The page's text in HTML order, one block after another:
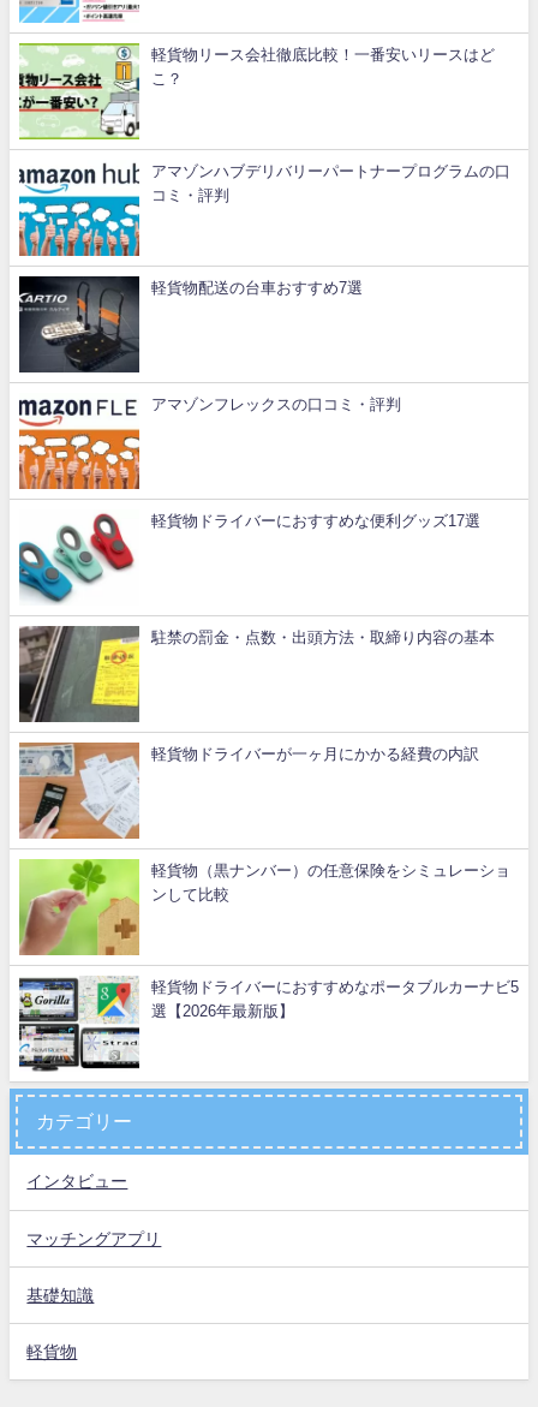
軽貨物リース会社徹底比較！一番安いリースはど
こ？
アマゾンハブデリバリーパートナープログラムの口
コミ・評判
軽貨物配送の台車おすすめ7選
アマゾンフレックスの口コミ・評判
軽貨物ドライバーにおすすめな便利グッズ17選
駐禁の罰金・点数・出頭方法・取締り内容の基本
軽貨物ドライバーが一ヶ月にかかる経費の内訳
軽貨物（黒ナンバー）の任意保険をシミュレーショ
ンして比較
軽貨物ドライバーにおすすめなポータブルカーナビ5
選【2026年最新版】
カテゴリー
インタビュー
マッチングアプリ
基礎知識
軽貨物